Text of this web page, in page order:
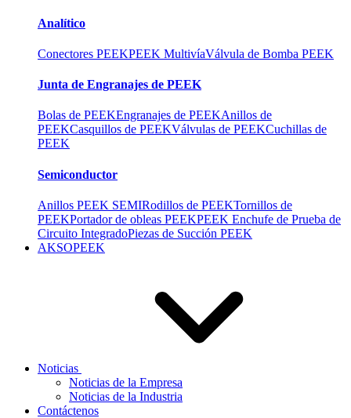
Analítico
Conectores PEEKPEEK MultivíaVálvula de Bomba PEEK
Junta de Engranajes de PEEK
Bolas de PEEKEngranajes de PEEKAnillos de
PEEKCasquillos de PEEKVálvulas de PEEKCuchillas de
PEEK
Semiconductor
Anillos PEEK SEMIRodillos de PEEKTornillos de
PEEKPortador de obleas PEEKPEEK Enchufe de Prueba de
Circuito IntegradoPiezas de Succión PEEK
AKSOPEEK
Noticias
Noticias de la Empresa
Noticias de la Industria
Contáctenos